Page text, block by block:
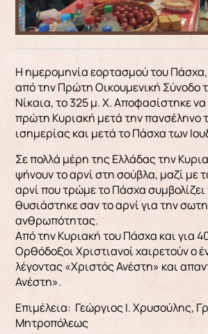
H ημερομηνία εορτασμού του
από την Πρώτη Οικουμενική Σύνοδο
Νίκαια, το 325 μ. Χ. Αποφασίστηκε να
πρώτη Κυριακή μετά την πανσέληνο
ισημερίας και μετά το Πάσχα των
Σε πολλά μέρη της Ελλάδας την
ψήνουν το αρνί στη σούβλα, μαζί με
αρνί που τρώμε το Πάσχα
θυσιάστηκε σαν το αρνί για την
ανθρωπότητας.
Από την Κυριακή του Πάσχα και για
Ορθόδοξοι Χριστιανοί χαιρετούν ο
λέγοντας «Χριστός Ανέστη» και
Ανέστη».
Επιμέλεια: Γεώργιος Ι. Χρυσούλης,
Μητροπόλεως